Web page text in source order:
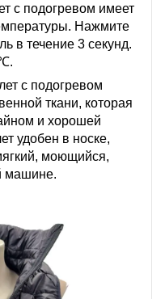
с подогревом имеет
Нажмите
в течение 3 секунд.
с подогревом
ткани, которая
и хорошей
удобен в носке,
моющийся,
машине.